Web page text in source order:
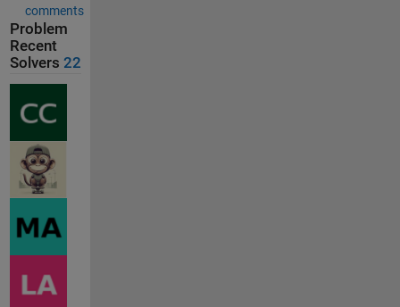
comments
Problem
Recent
Solvers 22